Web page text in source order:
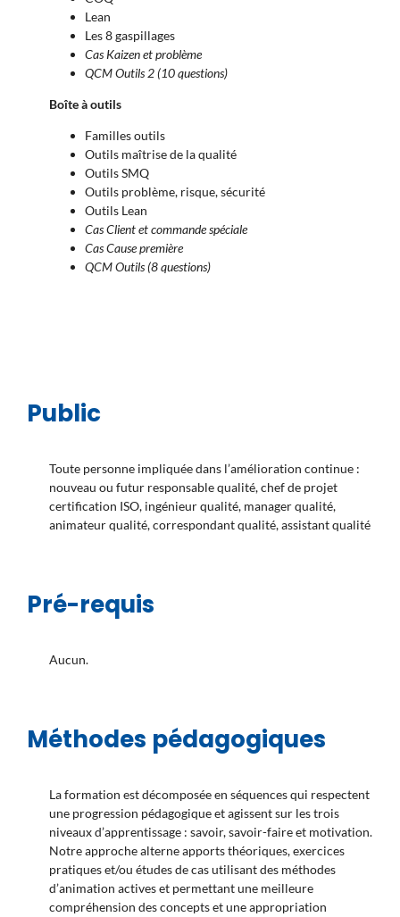
Lean
Les 8 gaspillages
Cas Kaizen et problème
QCM Outils 2(10 questions)
Boîte à outils
Familles outils
Outils maîtrise de la qualité
Outils SMQ
Outils problème, risque, sécurité
Outils Lean
Cas Client et commande spéciale
Cas Cause première
QCM Outils (8 questions)
Public
Toute personne impliquée dans l’amélioration continue :
nouveau ou futur responsable qualité, chef de projet
certification ISO, ingénieur qualité, manager qualité,
animateur qualité, correspondant qualité, assistant qualité
Pré-requis
Aucun.
Méthodes pédagogiques
La formation est décomposée en séquences qui respectent
une progression pédagogique et agissent sur les trois
niveaux d’apprentissage : savoir, savoir-faire et motivation.
Notre approche alterne apports théoriques, exercices
pratiques et/ou études de cas utilisant des méthodes
d’animation actives et permettant une meilleure
compréhension des concepts et une appropriation